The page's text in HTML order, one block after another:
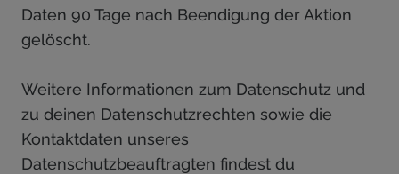
Daten 90 Tage nach Beendigung der Aktion
gelöscht.
Weitere Informationen zum Datenschutz und
zu deinen Datenschutzrechten sowie die
Kontaktdaten unseres
Datenschutzbeauftragten findest du